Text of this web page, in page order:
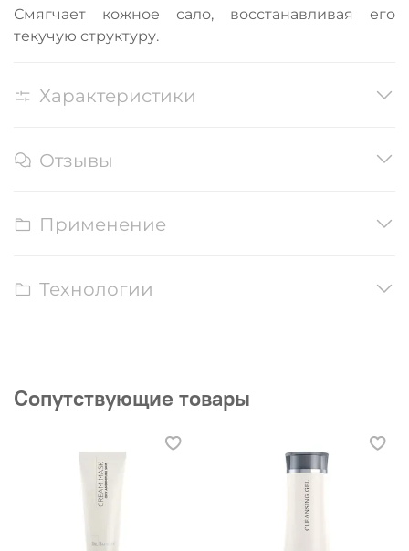
Смягчает кожное сало, восстанавливая его
текучую структуру.
Характеристики
Отзывы
Применение
Технологии
Сопутствующие товары